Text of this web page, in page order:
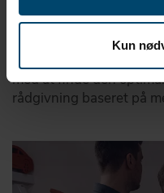
Kun
med at finde den
rådgivning baseret på